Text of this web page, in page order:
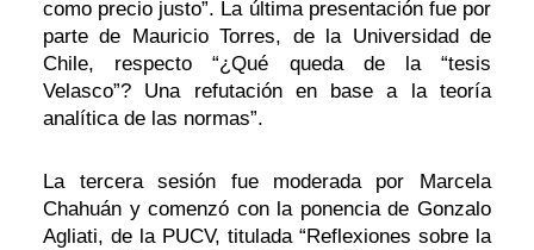
como precio justo”. La última presentación fue por
parte de Mauricio Torres, de la Universidad de
Chile, respecto “¿Qué queda de la “tesis
Velasco”? Una refutación en base a la teoría
analítica de las normas”.
La tercera sesión fue moderada por Marcela
Chahuán y comenzó con la ponencia de Gonzalo
Agliati, de la PUCV, titulada “Reflexiones sobre la